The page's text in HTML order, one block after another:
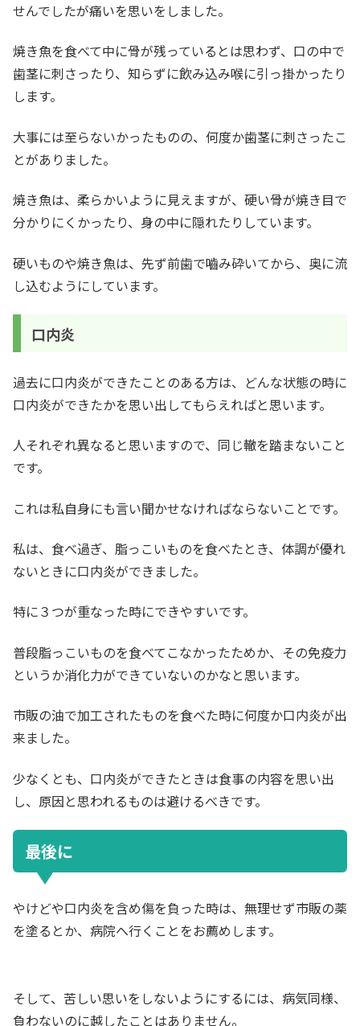
せんでしたが痛いを思いをしました。
焼き魚を食べて中に骨が残っているとは思わず、口の中で
歯茎に刺さったり、知らずに飲み込み喉に引っ掛かったり
します。
大事には至らないかったものの、何度か歯茎に刺さったこ
とがありました。
焼き魚は、柔らかいように見えますが、硬い骨が焼き目で
分かりにくかったり、身の中に隠れたりしています。
硬いものや焼き魚は、先ず前歯で嚙み砕いてから、奥に流
し込むようにしています。
口内炎
過去に口内炎ができたことのある方は、どんな状態の時に
口内炎ができたかを思い出してもらえればと思います。
人それぞれ異なると思いますので、同じ轍を踏まないこと
です。
これは私自身にも言い聞かせなければならないことです。
私は、食べ過ぎ、脂っこいものを食べたとき、体調が優れ
ないときに口内炎ができました。
特に３つが重なった時にできやすいです。
普段脂っこいものを食べてこなかったためか、その免疫力
というか消化力ができていないのかなと思います。
市販の油で加工されたものを食べた時に何度か口内炎が出
来ました。
少なくとも、口内炎ができたときは食事の内容を思い出
し、原因と思われるものは避けるべきです。
最後に
やけどや口内炎を含め傷を負った時は、無理せず市販の薬
を塗るとか、病院へ行くことをお薦めします。
そして、苦しい思いをしないようにするには、病気同様、
負わないのに越したことはありません。